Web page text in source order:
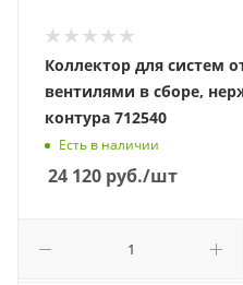
Коллектор для систем
вентилями в сборе,
контура 712540
Есть в наличии
24 120 руб./шт